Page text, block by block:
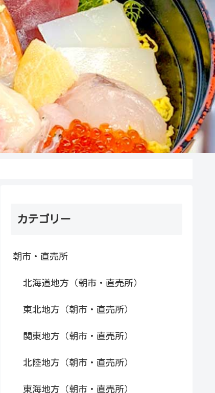
カテゴリー
朝市・直売所
北海道地方（朝市・直売所）
東北地方（朝市・直売所）
関東地方（朝市・直売所）
北陸地方（朝市・直売所）
東海地方（朝市・直売所）